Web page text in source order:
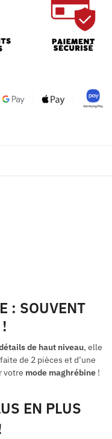
: SOUVENT
de haut niveau, elle
de 2 pièces et d’une
votre mode maghrébine!
EN PLUS